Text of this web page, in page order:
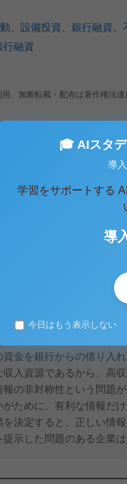
設備投資 銀行融資
行融資
、無断転載・配布は著作権法違
テキストデータがみえます。 )
成否の鍵となっている
たて、それぞれについ
この予想が正しく耐用
合、企業は適切な規模
ると負債が残り、投資
金を銀行からの借り入
入資源であるから、高
の非対称性という問題
ために、有利な情報だ
決定すると、正しい情
示した問題のある企業
🎓 AIスタ
導
学習をサポートする
導
今日はもう表示しない